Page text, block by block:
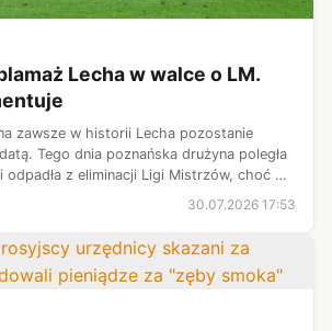
Lecha w walce o LM.
zawsze w historii Lecha pozostanie
Tego dnia poznańska drużyna poległa
odpadła z eliminacji Ligi Mistrzów, choć w
...
30.07.2026 17:53